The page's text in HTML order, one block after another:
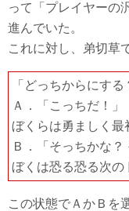
って「プレイヤーの
進んでいた。
これに対し、弟切
「どっちからにする
Ａ．「こっちだ！」
ぼくらは勇ましく最
Ｂ．「そっちかな？
ぼくは恐る恐る次の
この状態でＡかＢを